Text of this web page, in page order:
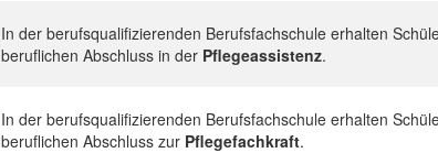
In der berufsqualifizierenden Berufsfachschule erhalten
beruflichen Abschluss in der Pflegeassistenz.
In der berufsqualifizierenden Berufsfachschule erhalten
beruflichen Abschluss zur Pflegefachkraft.